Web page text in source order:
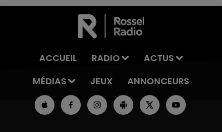
ACCUEIL RADIO
ACTUS
MÉDIAS
JEUX ANNONCEURS